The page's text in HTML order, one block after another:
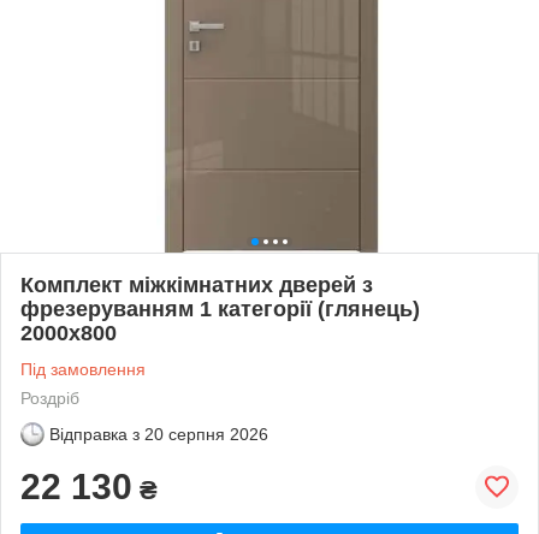
Комплект міжкімнатних дверей з
фрезеруванням 1 категорії (глянець)
2000х800
Під замовлення
Роздріб
Відправка з 20 серпня 2026
22 130 ₴